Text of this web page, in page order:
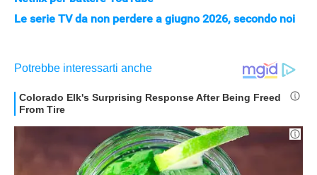
Le serie TV da non perdere a giugno 2026, secondo noi